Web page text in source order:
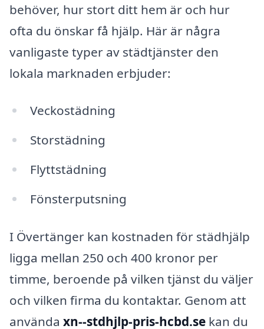
behöver, hur stort ditt hem är och hur
ofta du önskar få hjälp. Här är några
vanligaste typer av städtjänster den
lokala marknaden erbjuder:
Veckostädning
Storstädning
Flyttstädning
Fönsterputsning
I Övertänger kan kostnaden för städhjälp
ligga mellan 250 och 400 kronor per
timme, beroende på vilken tjänst du väljer
och vilken firma du kontaktar. Genom att
använda xn--stdhjlp-pris-hcbd.se kan du